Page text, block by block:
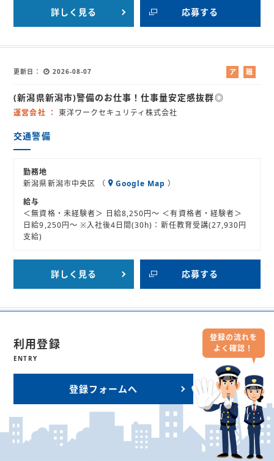
詳しく見る 応募する
更新日 2026-08-07
ア
職
(新潟県新潟市)警備のお仕事！仕事量安定感抜群◎
運営会社 東洋ワークセキュリティ株式会社
交通警備
勤務地
新潟県新潟市中央区 （
Google Map ）
給与
＜無資格・未経験者＞ 日給8,250円～ ＜有資格者・経験者＞
日給9,250円～ ※入社後4日間(30h)：新任教育受講(27,930円
支給)
詳しく見る 応募する
登録の流れを
よく確認！
利用登録
ENTRY
登録フォームへ